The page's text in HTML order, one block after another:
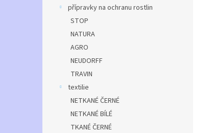
přípravky na ochranu rostlin
STOP
NATURA
AGRO
NEUDORFF
TRAVIN
textilie
NETKANÉ ČERNÉ
NETKANÉ BÍLÉ
TKANÉ ČERNÉ